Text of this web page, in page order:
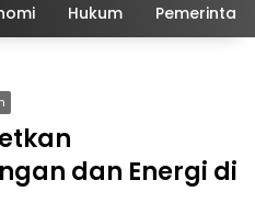
Hukum
dan Energi di